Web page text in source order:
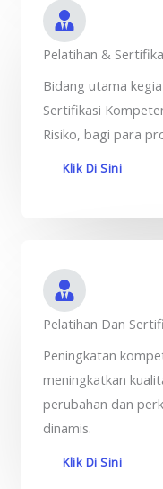
Pelatihan &
Bidang utama
Sertifikasi
Risiko, bagi para
Klik Di Sini
Pelatihan Dan
Peningkatan
meningkatkan
perubahan dan
dinamis.
Klik Di Sini